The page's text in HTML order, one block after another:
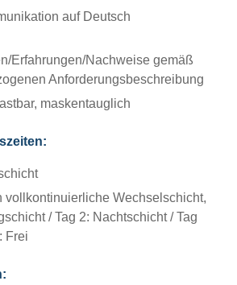
auf Deutsch
Erfahrungen/Nachweise gemäß
Anforderungsbeschreibung
maskentauglich
vollkontinuierliche Wechselschicht,
/ Tag 2: Nachtschicht / Tag
Frei